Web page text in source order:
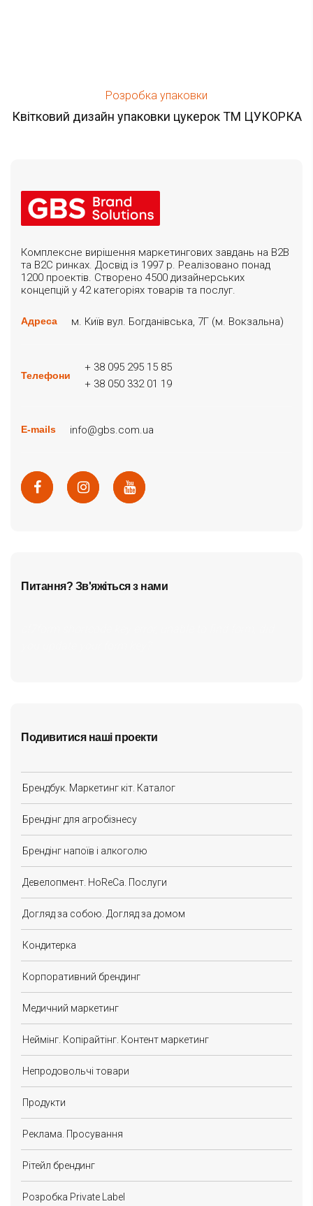
Розробка упаковки
Квітковий дизайн упаковки цукерок ТМ ЦУКОРКА
Комплексне вирішення маркетингових завдань на B2B
та B2C ринках. Досвід із 1997 р. Реалізовано понад
1200 проектів. Створено 4500 дизайнерських
концепцій у 42 категоріях товарів та послуг.
Адреса м. Київ вул. Богданівська, 7Г (м. Вокзальна)
Телефони
+ 38 095 295 15 85
+ 38 050 332 01 19
E-mails info@gbs.com.ua
Питання? Зв'яжіться з нами
Подивитися наші проекти
Брендбук. Маркетинг кіт. Каталог
Брендінг для агробізнесу
Брендінг напоїв і алкоголю
Девелопмент. HoReCa. Послуги
Догляд за собою. Догляд за домом
Кондитерка
Корпоративний брендинг
Медичний маркетинг
Неймінг. Копірайтінг. Контент маркетинг
Непродовольчі товари
Продукти
Реклама. Просування
Рітейл брендинг
Розробка Private Label